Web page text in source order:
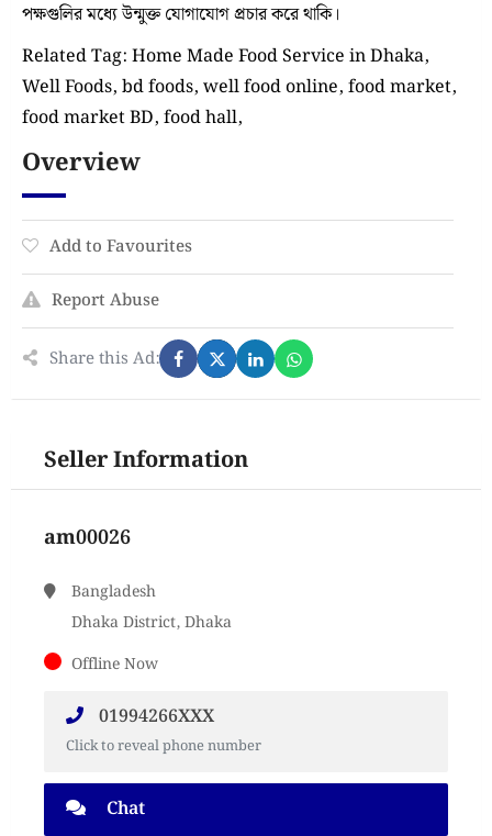
পক্ষগুলির মধ্যে উন্মুক্ত যোগাযোগ প্রচার করে থাকি।
Related Tag: Home Made Food Service in Dhaka,
Well Foods, bd foods, well food online, food market,
food market BD, food hall,
Overview
Add to Favourites
Report Abuse
Share this Ad:
Seller Information
am00026
Bangladesh
Dhaka District, Dhaka
Offline Now
01994266XXX
Click to reveal phone number
Chat